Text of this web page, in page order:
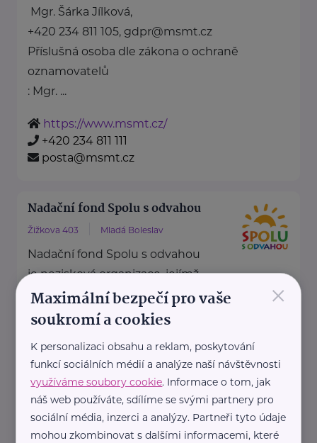
Mgr. Šárka Jílková,
+420 234 811 105, gdpr@msmt.cz
Příslušná osoba dle zákona o ochraně
oznamovatelů
: Mgr. ...
https://www.msmt.cz/
+420 234 811 111
posta@msmt.cz
Nadační fond Spolu s odvahou
Žižkova 403 Mladá Boleslav
Nadační fond Spolu s odvahou
je nezisková organizace, jejímž
posláním je podporovat duševní
zdraví dětí ...
https://spolusodvahou.org/cz/
+420 725 565 273
info@spolusodvahou.cz
Národní asociace dobrovolnictví
×
Maximální bezpečí pro vaše
soukromí a cookies
K personalizaci obsahu a reklam, poskytování
funkcí sociálních médií a analýze naší návštěvnosti
využíváme soubory cookie. Informace o tom, jak
náš web používáte, sdílíme se svými partnery pro
sociální média, inzerci a analýzy. Partneři tyto údaje
mohou zkombinovat s dalšími informacemi, které